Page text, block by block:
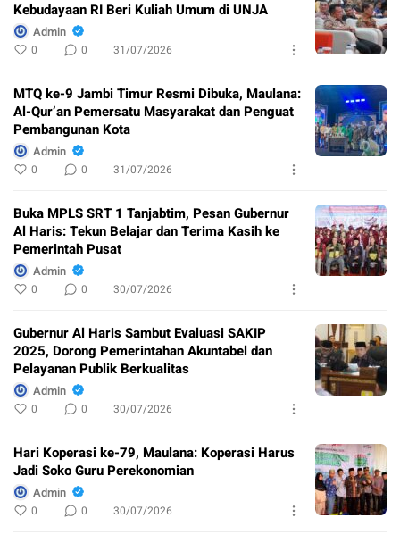
Kebudayaan RI Beri Kuliah Umum di UNJA
Admin
0 0 31/07/2026
MTQ ke-9 Jambi Timur Resmi Dibuka, Maulana:
Al-Qur’an Pemersatu Masyarakat dan Penguat
Pembangunan Kota
Admin
0 0 31/07/2026
Buka MPLS SRT 1 Tanjabtim, Pesan Gubernur
Al Haris: Tekun Belajar dan Terima Kasih ke
Pemerintah Pusat
Admin
0 0 30/07/2026
Gubernur Al Haris Sambut Evaluasi SAKIP
2025, Dorong Pemerintahan Akuntabel dan
Pelayanan Publik Berkualitas
Admin
0 0 30/07/2026
Hari Koperasi ke-79, Maulana: Koperasi Harus
Jadi Soko Guru Perekonomian
Admin
0 0 30/07/2026